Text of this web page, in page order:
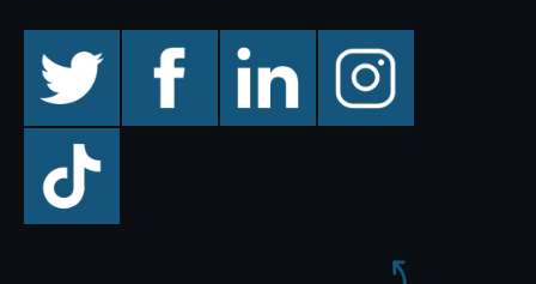
facebook linkedin instagram
TikTok